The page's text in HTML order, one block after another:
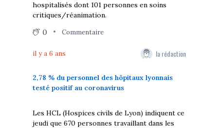
hospitalisés dont 101 personnes en soins
critiques/réanimation.
0 Commentaire
il y a 6 ans la rédaction
2,78 % du personnel des hôpitaux lyonnais
testé positif au coronavirus
Les HCL (Hospices civils de Lyon) indiquent ce
jeudi que 670 personnes travaillant dans les